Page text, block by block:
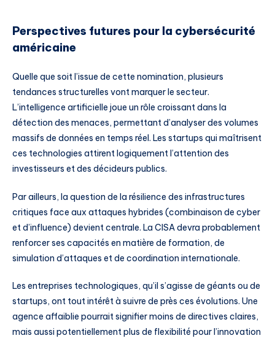
Perspectives futures pour la cybersécurité
américaine
Quelle que soit l’issue de cette nomination, plusieurs
tendances structurelles vont marquer le secteur.
L’intelligence artificielle joue un rôle croissant dans la
détection des menaces, permettant d’analyser des volumes
massifs de données en temps réel. Les startups qui maîtrisent
ces technologies attirent logiquement l’attention des
investisseurs et des décideurs publics.
Par ailleurs, la question de la résilience des infrastructures
critiques face aux attaques hybrides (combinaison de cyber
et d’influence) devient centrale. La CISA devra probablement
renforcer ses capacités en matière de formation, de
simulation d’attaques et de coordination internationale.
Les entreprises technologiques, qu’il s’agisse de géants ou de
startups, ont tout intérêt à suivre de près ces évolutions. Une
agence affaiblie pourrait signifier moins de directives claires,
mais aussi potentiellement plus de flexibilité pour l’innovation